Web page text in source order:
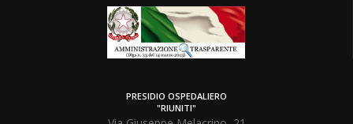
PRESIDIO OSPEDALIERO
"RIUNITI"